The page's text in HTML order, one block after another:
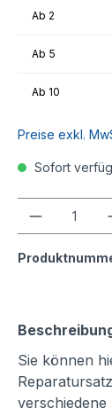
Ab 2
Ab 5
Ab 10
Preise exkl.
Sofort
Sie können